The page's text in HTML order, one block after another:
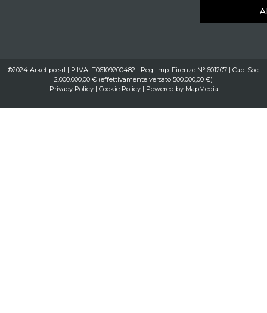
®2024 Arketipo srl | P.IVA IT06109200482 | Reg. Imp. Firenze N° 601207 | Cap. Soc.
2.000.000,00 € (effettivamente versato 500.000,00 €)
Privacy Policy| Cookie Policy| Powered by MapMedia